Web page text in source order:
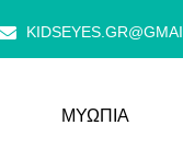
ΜΥΩΠΙΑ